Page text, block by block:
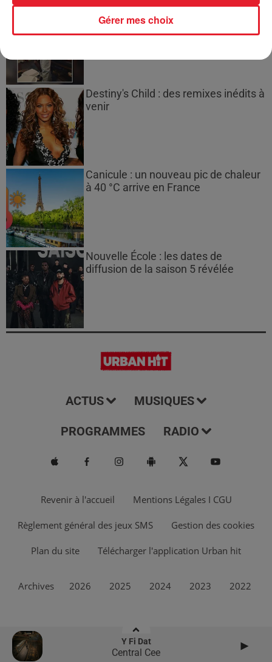
Y Fi Dat
Central Cee
Shirley, son « neveu » tragiquement...
Destiny's Child : des remixes inédits à
venir
Canicule : un nouveau pic de chaleur
à 40 °C arrive en France
Nouvelle École : les dates de
diffusion de la saison 5 révélée
ACTUS MUSIQUES
PROGRAMMES RADIO
Revenir à l'accueil Mentions Légales I CGU
Règlement général des jeux SMS Gestion des cookies
Plan du site Télécharger l'application Urban hit
Archives 2026 2025 2024 2023 2022
Gérer mes choix